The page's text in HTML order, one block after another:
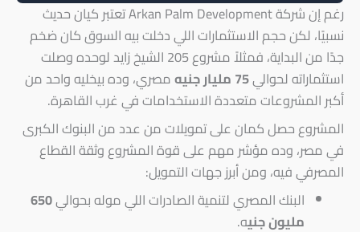
رغم إن شركة Arkan Palm Development تعتبر كيان حديث
نسبيًا، لكن حجم الاستثمارات اللي دخلت بيه السوق كان ضخم
جدًا من البداية، فمثلاً مشروع 205 الشيخ زايد لوحده وصلت
استثماراته لحوالي
مصري، وده بيخليه واحد من
أكبر المشروعات متعددة الاستخدامات في غرب القاهرة.
المشروع حصل كمان على تمويلات من عدد من البنوك الكبرى
في مصر، وده مؤشر مهم على قوة المشروع وثقة القطاع
المصرفي فيه، ومن أبرز جهات التمويل:
البنك المصري لتنمية الصادرات اللي موله بحوالي650
مليون جنيه.